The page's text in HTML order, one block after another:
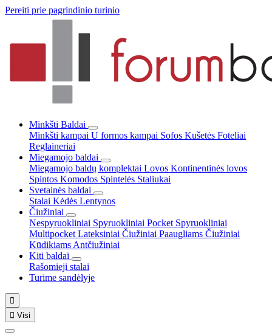
Pereiti prie pagrindinio turinio
Minkšti Baldai
Minkšti kampai U formos kampai Sofos Kušetės Foteliai
Reglaineriai
Miegamojo baldai
Miegamojo baldų komplektai Lovos Kontinentinės lovos
Spintos Komodos Spintelės Staliukai
Svetainės baldai
Stalai Kėdės Lentynos
Čiužiniai
Nespyruokliniai Spyruokliniai Pocket Spyruokliniai
Multipocket Lateksiniai Čiužiniai Paaugliams Čiužiniai
Kūdikiams Antčiužiniai
Kiti baldai
Rašomieji stalai
Turime sandėlyje

 Visi